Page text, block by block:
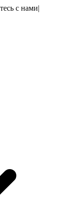
с нами|